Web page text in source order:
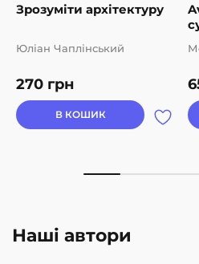
Зрозуміти архітектуру
270 грн
Юліан Чаплінський
В КОШИК
Наші автори